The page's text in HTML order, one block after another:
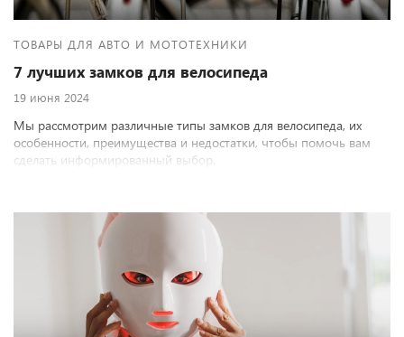
ТОВАРЫ ДЛЯ АВТО И МОТОТЕХНИКИ
7 лучших замков для велосипеда
19 июня 2024
Мы рассмотрим различные типы замков для велосипеда, их
особенности, преимущества и недостатки, чтобы помочь вам
сделать информированный выбор.